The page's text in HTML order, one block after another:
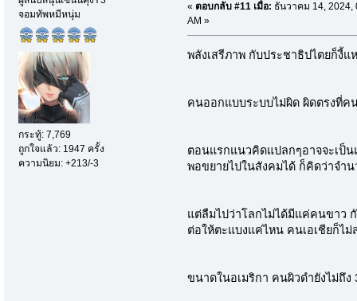
จอมทัพหมีหนุ่ม
กระทู้: 7,769
ถูกใจแล้ว: 1947 ครั้ง
ความนิยม: +213/-3
« ตอบกลับ #11 เมื่อ: ธันวาคม 14, 2024,
AM »
พลังเสรีภาพ กับประชาธิปไตยก็งี้แ
คนออกแบบระบบไม่ผิด ผิดตรงที่ค
ตอนแรกแนวคิดแปลกๆอาจจะเป็
พอขยายไปในสังคมได้ ก็คิดว่าจำ
แต่ลืมไปว่าโลกไม่ได้มีแค่คนขาว
ต่อให้ตะแบงแค่ไหน คนเอเชียก็ไ
ขนาดในอเมริกา คนผิวดำยังไม่ถึง